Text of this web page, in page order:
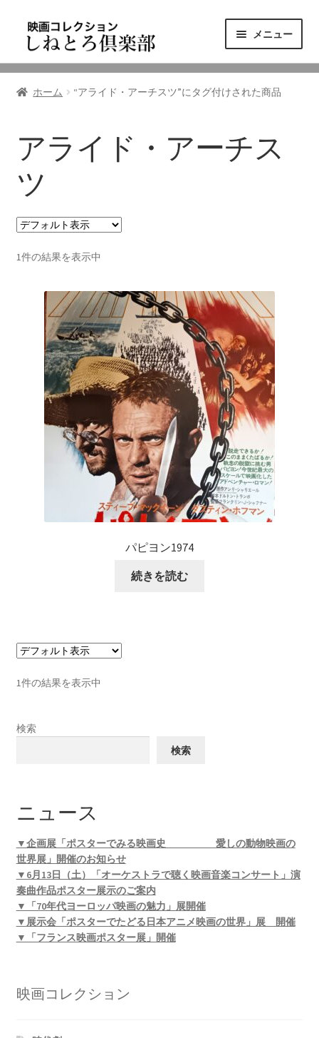
ゲ
シ
キ
プ
テ
ツ
プ
メニュー
ニュース
東三河の映画館
しねとろ倶楽部について
リンクの旅
ホーム “アライド・アーチスツ”にタグ付けされた商品
アライド・アーチス
ツ
1件の結果を表示中
パピヨン1974
続きを読む
1件の結果を表示中
検索
検索
ニュース
▼企画展「ポスターでみる映画史 愛しの動物映画の
世界展」開催のお知らせ
▼6月13日（土）「オーケストラで聴く映画音楽コンサート」演
奏曲作品ポスター展示のご案内
▼「70年代ヨーロッパ映画の魅力」展開催
▼展示会「ポスターでたどる日本アニメ映画の世界」展 開催
▼「フランス映画ポスター展」開催
映画コレクション